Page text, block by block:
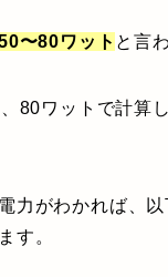
〜80ワット と言
80ワットで計算
力がわかれば、
す。